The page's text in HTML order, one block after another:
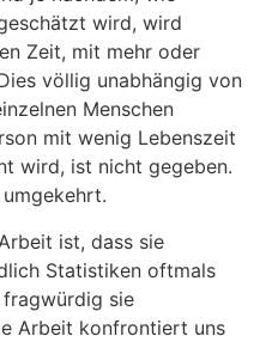
wird, wird
Zeit, mit mehr oder
völlig unabhängig von
Menschen
mit wenig Lebenszeit
wird, ist nicht gegeben.
ist, dass sie
Statistiken oftmals
sie
Arbeit konfrontiert uns